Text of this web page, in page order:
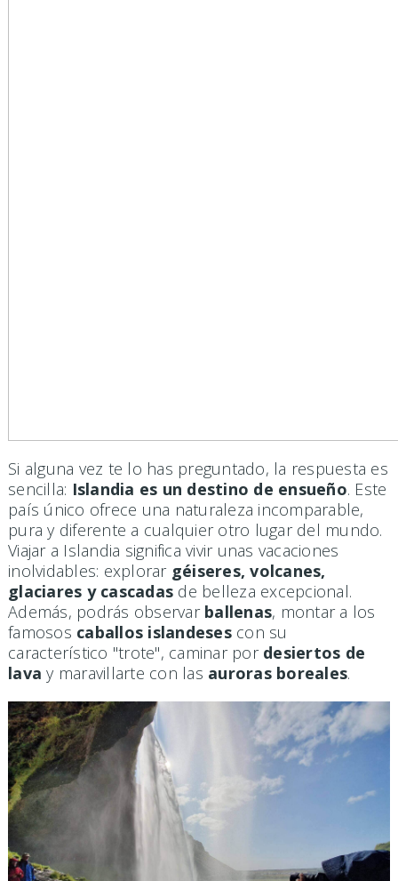
Si alguna vez te lo has preguntado, la respuesta es
sencilla: Islandia es un destino de ensueño. Este
país único ofrece una naturaleza incomparable,
pura y diferente a cualquier otro lugar del mundo.
Viajar a Islandia significa vivir unas vacaciones
inolvidables: explorar géiseres, volcanes,
glaciares y cascadas de belleza excepcional.
Además, podrás observar ballenas, montar a los
famosos caballos islandesescon su
característico "trote", caminar por desiertos de
lava y maravillarte con las auroras boreales.